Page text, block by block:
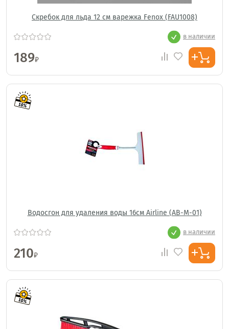
Скребок для льда 12 см варежка Fenox (FAU1008)
в наличии
189₽
Водосгон для удаления воды 16см Airline (AB-М-01)
в наличии
210₽